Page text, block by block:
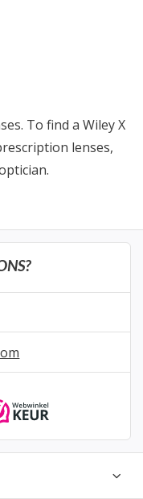
To find a Wiley X
lenses,